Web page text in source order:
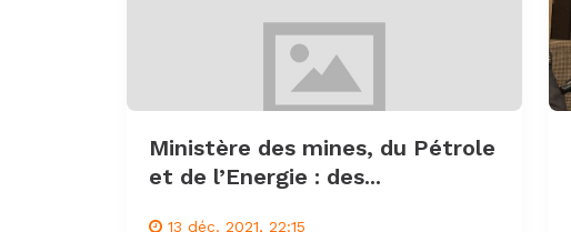
Ministère des mines, du Pétrole
et de l’Energie : des...
13 déc. 2021, 22:15